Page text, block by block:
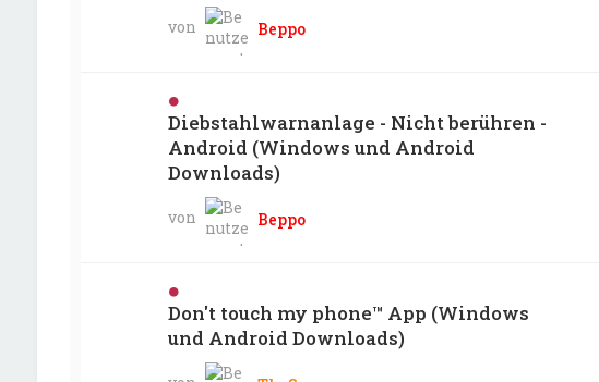
von Beppo
Diebstahlwarnanlage - Nicht berühren -
Android (Windows und Android
Downloads)
von Beppo
Don't touch my phone™ App (Windows
und Android Downloads)